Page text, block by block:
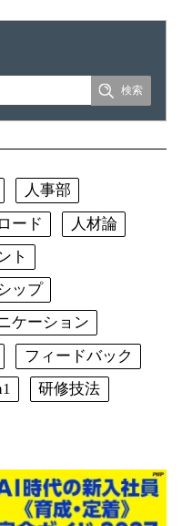
人事部
ード
人材論
ト
ップ
ケーション
フィードバック
研修技法